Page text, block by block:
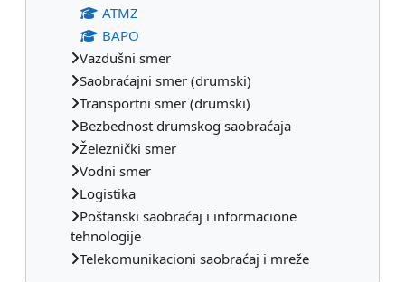
ATMZ
BAPO
Vazdušni smer
Saobraćajni smer (drumski)
Transportni smer (drumski)
Bezbednost drumskog saobraćaja
Železnički smer
Vodni smer
Logistika
Poštanski saobraćaj i informacione
tehnologije
Telekomunikacioni saobraćaj i mreže